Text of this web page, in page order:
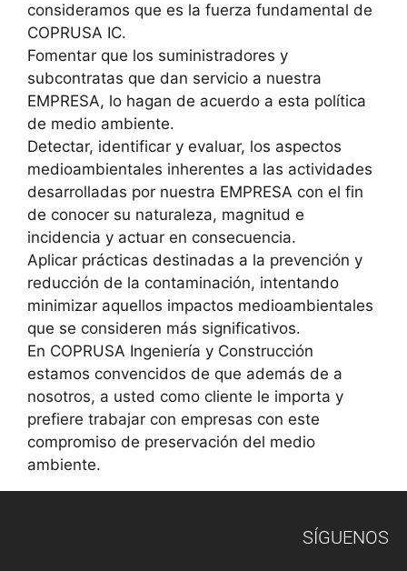
consideramos que es la fuerza fundamental de
COPRUSA IC.
Fomentar que los suministradores y
subcontratas que dan servicio a nuestra
EMPRESA, lo hagan de acuerdo a esta política
de medio ambiente.
Detectar, identificar y evaluar, los aspectos
medioambientales inherentes a las actividades
desarrolladas por nuestra EMPRESA con el fin
de conocer su naturaleza, magnitud e
incidencia y actuar en consecuencia.
Aplicar prácticas destinadas a la prevención y
reducción de la contaminación, intentando
minimizar aquellos impactos medioambientales
que se consideren más significativos.
En COPRUSA Ingeniería y Construcción
estamos convencidos de que además de a
nosotros, a usted como cliente le importa y
prefiere trabajar con empresas con este
compromiso de preservación del medio
ambiente.
SÍGUENOS